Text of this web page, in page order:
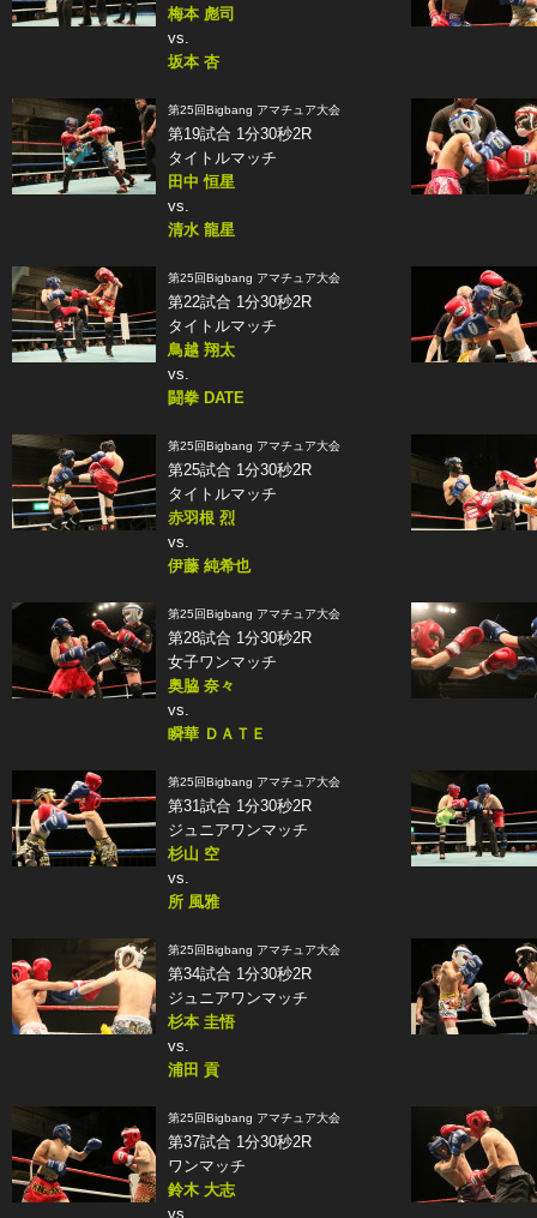
梅本 彪司
vs.
坂本 杏
第25回Bigbang アマチュア大会
第19試合 1分30秒2R
タイトルマッチ
田中 恒星
vs.
清水 龍星
第25回Bigbang アマチュア大会
第22試合 1分30秒2R
タイトルマッチ
鳥越 翔太
vs.
闘拳 DATE
第25回Bigbang アマチュア大会
第25試合 1分30秒2R
タイトルマッチ
赤羽根 烈
vs.
伊藤 純希也
第25回Bigbang アマチュア大会
第28試合 1分30秒2R
女子ワンマッチ
奥脇 奈々
vs.
瞬華 ＤＡＴＥ
第25回Bigbang アマチュア大会
第31試合 1分30秒2R
ジュニアワンマッチ
杉山 空
vs.
所 風雅
第25回Bigbang アマチュア大会
第34試合 1分30秒2R
ジュニアワンマッチ
杉本 圭悟
vs.
浦田 貢
第25回Bigbang アマチュア大会
第37試合 1分30秒2R
ワンマッチ
鈴木 大志
vs.